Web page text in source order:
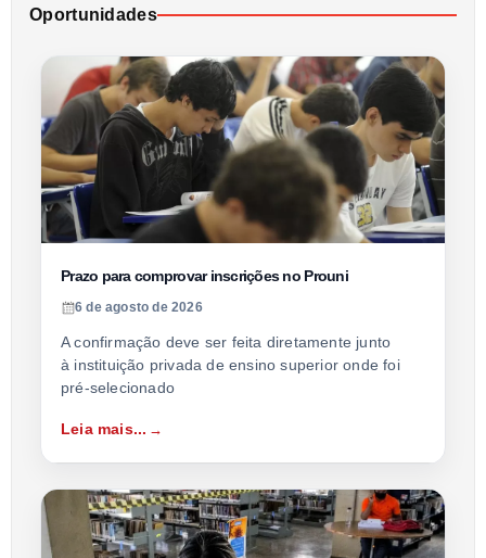
Oportunidades
Prazo para comprovar inscrições no Prouni
6 de agosto de 2026
A confirmação deve ser feita diretamente junto
à instituição privada de ensino superior onde foi
pré-selecionado
Leia mais...